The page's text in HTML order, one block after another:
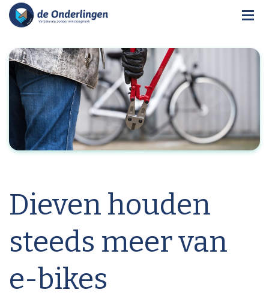
Dieven houden
steeds meer van
e-bikes